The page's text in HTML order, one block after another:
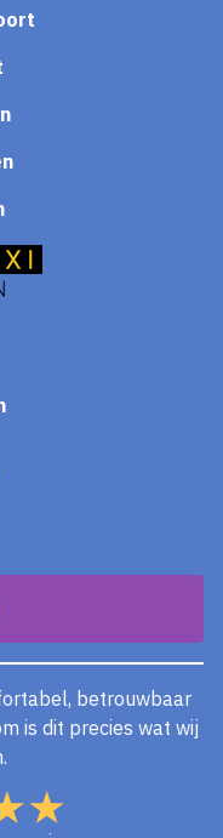
betrouwbaar
is dit precies wat wij